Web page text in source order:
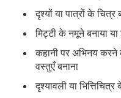
दृश्यों या पात्रों के चित्र
मिट्टी के नमूने बनाया या
कहानी पर अभिनय करने
वस्तुएँ बनाना
दृश्यावली या